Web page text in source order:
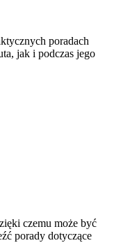
poradach
jak i podczas jego
czemu może być
porady dotyczące